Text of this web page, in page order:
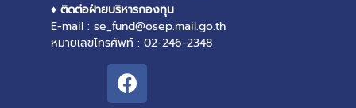
♦ ติดต่อฝ่ายบริหารกองทุน
E-mail : se_fund@osep.mail.go.th
หมายเลขโทรศัพท์ : 02-246-2348